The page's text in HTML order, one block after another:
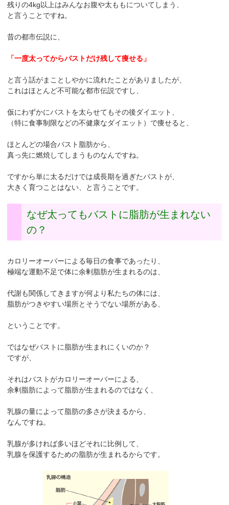
残りの4kg以上はみんなお腹や太ももについてしまう、
と言うことですね。
昔の都市伝説に、
「一度太ってからバストだけ残して痩せる」
と言う話がまことしやかに流れたことがありましたが、
これはほとんど不可能な都市伝説ですし、
仮にわずかにバストを太らせてもその後ダイエット、
（特に食事制限などの不健康なダイエット）で痩せると、
ほとんどの場合バスト脂肪から、
真っ先に燃焼してしまうものなんですね。
ですから単に太るだけでは成長期を過ぎたバストが、
大きく育つことはない、と言うことです。
なぜ太ってもバストに脂肪が生まれない
の？
カロリーオーバーによる毎日の食事であったり、
極端な運動不足で体に余剰脂肪が生まれるのは、
代謝も関係してきますが何より私たちの体には、
脂肪がつきやすい場所とそうでない場所がある、
ということです。
ではなぜバストに脂肪が生まれにくいのか？
ですが、
それはバストがカロリーオーバーによる、
余剰脂肪によって脂肪が生まれるのではなく、
乳腺の量によって脂肪の多さが決まるから、
なんですね。
乳腺が多ければ多いほどそれに比例して、
乳腺を保護するための脂肪が生まれるからです。